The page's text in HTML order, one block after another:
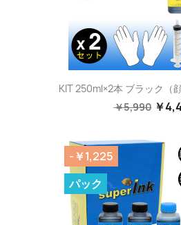
KIT 250ml×2本 ブラック（
￥5,990 ￥
-￥1,225
パック